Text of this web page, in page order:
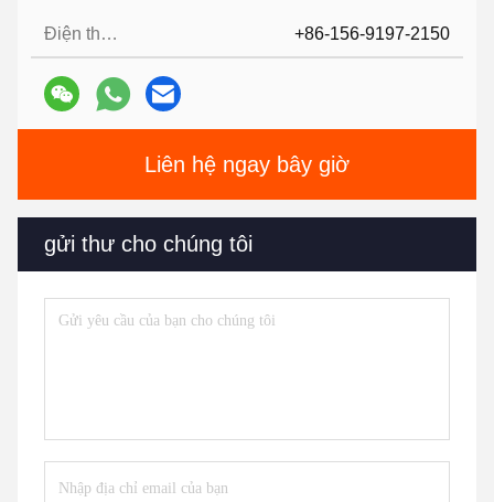
Điện thoại: +86-156-9197-2150
Liên hệ ngay bây giờ
gửi thư cho chúng tôi